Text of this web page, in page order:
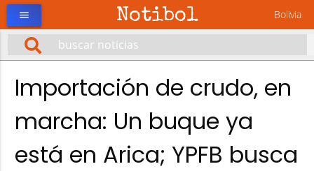
Notibol Bolivia
menu
Importación de crudo, en
marcha: Un buque ya
está en Arica; YPFB busca